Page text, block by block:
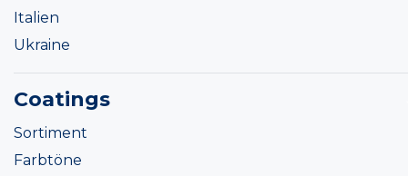
Italien
Ukraine
Coatings
Sortiment
Farbtöne